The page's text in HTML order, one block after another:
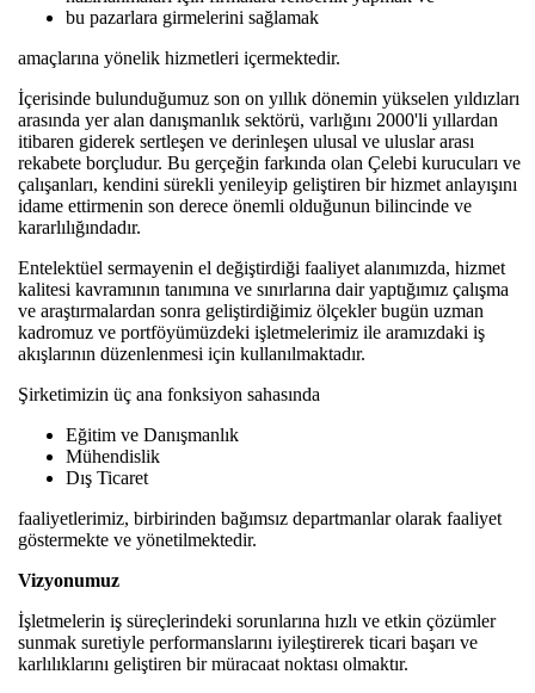
bu pazarlara girmelerini sağlamak
amaçlarına yönelik hizmetleri içermektedir.
İçerisinde bulunduğumuz son on yıllık dönemin yükselen yıldızları
arasında yer alan danışmanlık sektörü, varlığını 2000'li yıllardan
itibaren giderek sertleşen ve derinleşen ulusal ve uluslar arası
rekabete borçludur. Bu gerçeğin farkında olan Çelebi kurucuları ve
çalışanları, kendini sürekli yenileyip geliştiren bir hizmet anlayışını
idame ettirmenin son derece önemli olduğunun bilincinde ve
kararlılığındadır.
Entelektüel sermayenin el değiştirdiği faaliyet alanımızda, hizmet
kalitesi kavramının tanımına ve sınırlarına dair yaptığımız çalışma
ve araştırmalardan sonra geliştirdiğimiz ölçekler bugün uzman
kadromuz ve portföyümüzdeki işletmelerimiz ile aramızdaki iş
akışlarının düzenlenmesi için kullanılmaktadır.
Şirketimizin üç ana fonksiyon sahasında
Eğitim ve Danışmanlık
Mühendislik
Dış Ticaret
faaliyetlerimiz, birbirinden bağımsız departmanlar olarak faaliyet
göstermekte ve yönetilmektedir.
Vizyonumuz
İşletmelerin iş süreçlerindeki sorunlarına hızlı ve etkin çözümler
sunmak suretiyle performanslarını iyileştirerek ticari başarı ve
karlılıklarını geliştiren bir müracaat noktası olmaktır.